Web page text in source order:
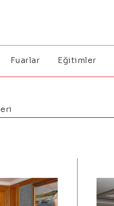
Fuarlar Eğitimler